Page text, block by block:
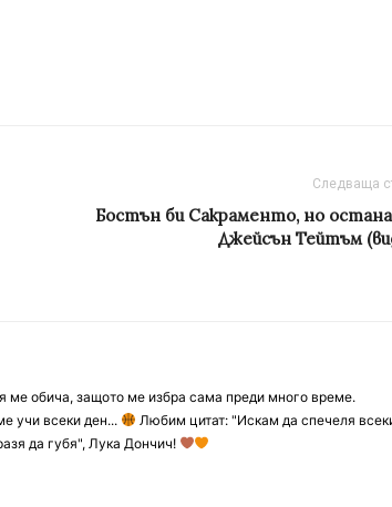
Следваща
Бостън би Сакраменто, но
Джейсън Тейтъм
ме обича, защото ме избра сама преди много време.
учи всеки ден...
Любим цитат: "Искам да спечеля
да губя", Лука Дончич!